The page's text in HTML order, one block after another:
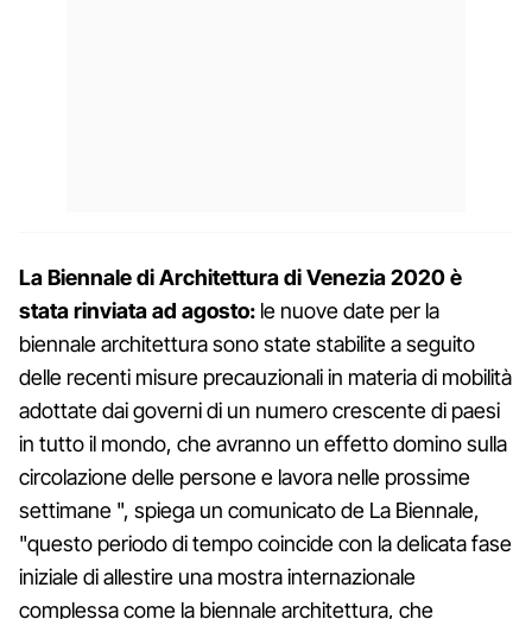
La Biennale di Architettura di Venezia 2020 è
stata rinviata ad agosto: le nuove date per la
biennale architettura sono state stabilite a seguito
delle recenti misure precauzionali in materia di mobilità
adottate dai governi di un numero crescente di paesi
in tutto il mondo, che avranno un effetto domino sulla
circolazione delle persone e lavora nelle prossime
settimane ", spiega un comunicato de La Biennale,
"questo periodo di tempo coincide con la delicata fase
iniziale di allestire una mostra internazionale
complessa come la biennale architettura, che